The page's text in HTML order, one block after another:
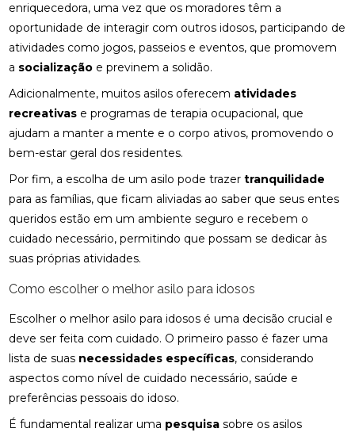
enriquecedora, uma vez que os moradores têm a
oportunidade de interagir com outros idosos, participando de
atividades como jogos, passeios e eventos, que promovem
a socialização e previnem a solidão.
Adicionalmente, muitos asilos oferecem atividades
recreativas e programas de terapia ocupacional, que
ajudam a manter a mente e o corpo ativos, promovendo o
bem-estar geral dos residentes.
Por fim, a escolha de um asilo pode trazertranquilidade
para as famílias, que ficam aliviadas ao saber que seus entes
queridos estão em um ambiente seguro e recebem o
cuidado necessário, permitindo que possam se dedicar às
suas próprias atividades.
Como escolher o melhor asilo para idosos
Escolher o melhor asilo para idosos é uma decisão crucial e
deve ser feita com cuidado. O primeiro passo é fazer uma
lista de suas necessidades específicas, considerando
aspectos como nível de cuidado necessário, saúde e
preferências pessoais do idoso.
É fundamental realizar uma pesquisa sobre os asilos